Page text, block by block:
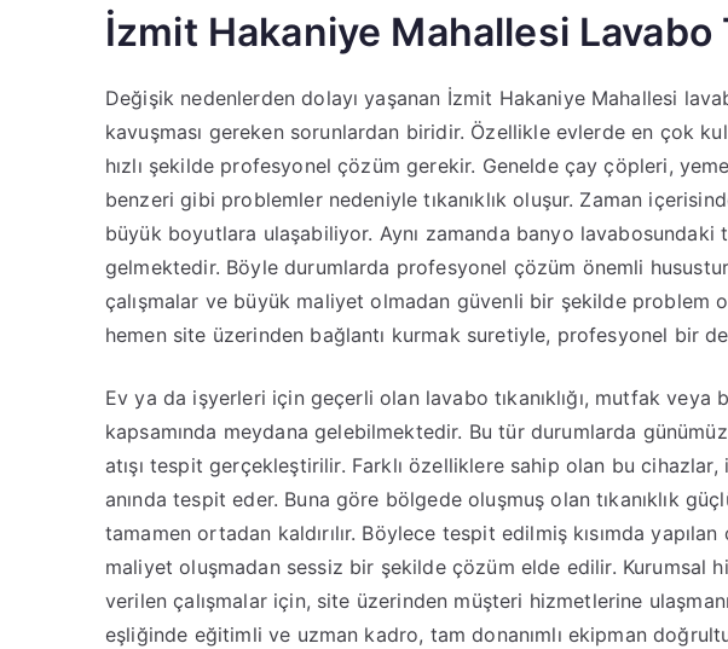
İzmit Hakaniye Mahallesi Lavabo
Değişik nedenlerden dolayı yaşanan İzmit Hakaniye Mahallesi
kavuşması gereken sorunlardan biridir. Özellikle evlerde en çok
hızlı şekilde profesyonel çözüm gerekir. Genelde çay çöpleri,
benzeri gibi problemler nedeniyle tıkanıklık oluşur. Zaman
büyük boyutlara ulaşabiliyor. Aynı zamanda banyo lavabosundaki
gelmektedir. Böyle durumlarda profesyonel çözüm önemli
çalışmalar ve büyük maliyet olmadan güvenli bir şekilde problem
hemen site üzerinden bağlantı kurmak suretiyle, profesyonel bir
Ev ya da işyerleri için geçerli olan lavabo tıkanıklığı, mutfak
kapsamında meydana gelebilmektedir. Bu tür durumlarda
atışı tespit gerçekleştirilir. Farklı özelliklere sahip olan bu cihazlar,
anında tespit eder. Buna göre bölgede oluşmuş olan tıkanıklık
tamamen ortadan kaldırılır. Böylece tespit edilmiş kısımda
maliyet oluşmadan sessiz bir şekilde çözüm elde edilir. Kurumsal
verilen çalışmalar için, site üzerinden müşteri hizmetlerine
eşliğinde eğitimli ve uzman kadro, tam donanımlı ekipman